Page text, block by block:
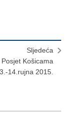
Sljedeća
Posjet Košicama
14.rujna 2015.